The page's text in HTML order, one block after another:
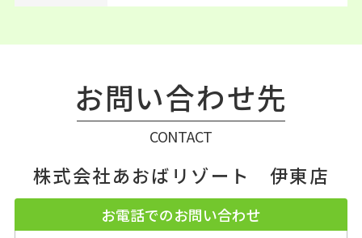
お問い合わせ先
CONTACT
株式会社あおばリゾート 伊東店
お電話でのお問い合わせ